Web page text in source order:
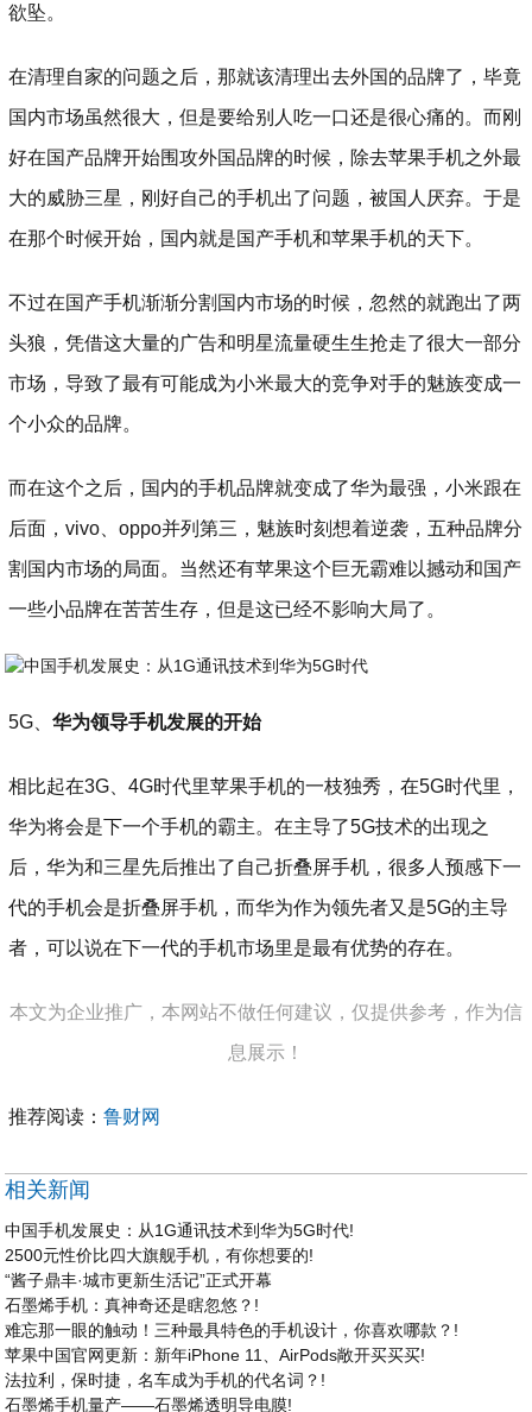
欲坠。
在清理自家的问题之后，那就该清理出去外国的品牌了，毕竟
国内市场虽然很大，但是要给别人吃一口还是很心痛的。而刚
好在国产品牌开始围攻外国品牌的时候，除去苹果手机之外最
大的威胁三星，刚好自己的手机出了问题，被国人厌弃。于是
在那个时候开始，国内就是国产手机和苹果手机的天下。
不过在国产手机渐渐分割国内市场的时候，忽然的就跑出了两
头狼，凭借这大量的广告和明星流量硬生生抢走了很大一部分
市场，导致了最有可能成为小米最大的竞争对手的魅族变成一
个小众的品牌。
而在这个之后，国内的手机品牌就变成了华为最强，小米跟在
后面，vivo、oppo并列第三，魅族时刻想着逆袭，五种品牌分
割国内市场的局面。当然还有苹果这个巨无霸难以撼动和国产
一些小品牌在苦苦生存，但是这已经不影响大局了。
5G、华为领导手机发展的开始
相比起在3G、4G时代里苹果手机的一枝独秀，在5G时代里，
华为将会是下一个手机的霸主。在主导了5G技术的出现之
后，华为和三星先后推出了自己折叠屏手机，很多人预感下一
代的手机会是折叠屏手机，而华为作为领先者又是5G的主导
者，可以说在下一代的手机市场里是最有优势的存在。
本文为企业推广，本网站不做任何建议，仅提供参考，作为信
息展示！
推荐阅读：鲁财网
相关新闻
中国手机发展史：从1G通讯技术到华为5G时代!
2500元性价比四大旗舰手机，有你想要的!
“酱子鼎丰·城市更新生活记”正式开幕
石墨烯手机：真神奇还是瞎忽悠？!
难忘那一眼的触动！三种最具特色的手机设计，你喜欢哪款？!
苹果中国官网更新：新年iPhone 11、AirPods敞开买买买!
法拉利，保时捷，名车成为手机的代名词？!
石墨烯手机量产——石墨烯透明导电膜!